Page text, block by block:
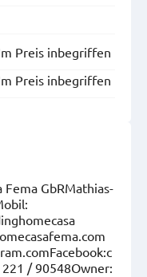
Preis inbegriffen
Preis inbegriffen
GbRMathias-
/ 90548Owner: